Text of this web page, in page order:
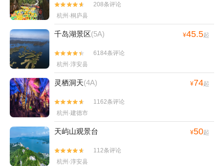


208条评论
杭州·桐庐县
千岛湖景区(5A) ¥45.5起


6184条评论
杭州·淳安县
灵栖洞天(4A) ¥74起


1162条评论
杭州·建德市
天屿山观景台 ¥50起


112条评论
杭州·淳安县